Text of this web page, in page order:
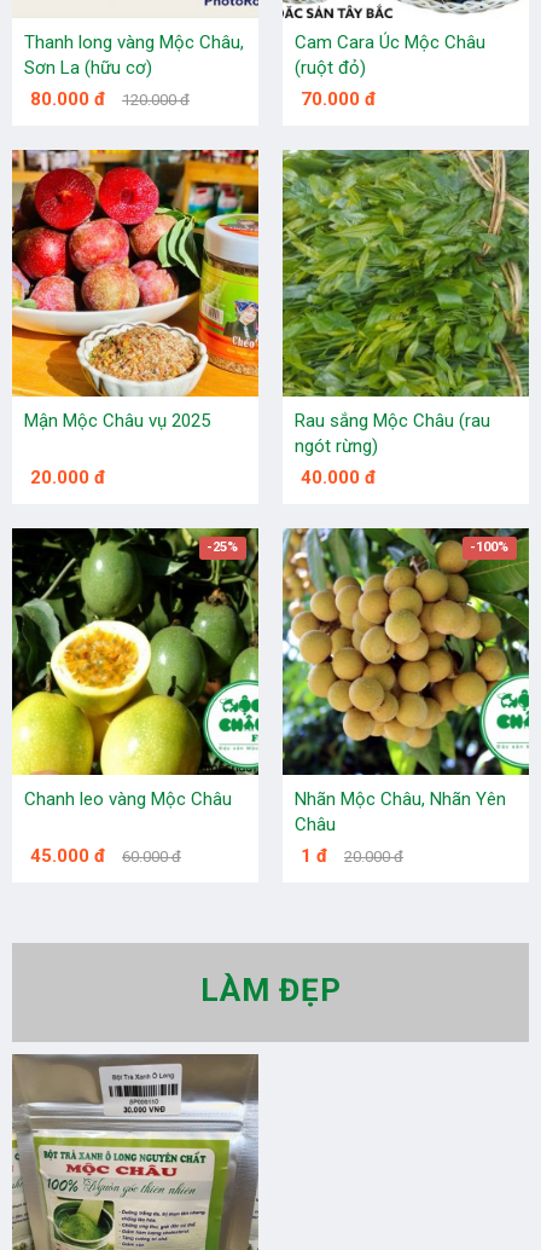
Thanh long vàng Mộc Châu,
Sơn La (hữu cơ)
80.000 đ
120.000 đ
Cam Cara Úc Mộc Châu
(ruột đỏ)
70.000 đ
Mận Mộc Châu vụ 2025
20.000 đ
Rau sắng Mộc Châu (rau
ngót rừng)
40.000 đ
-25%
Chanh leo vàng Mộc Châu
45.000 đ 60.000 đ
-100%
Nhãn Mộc Châu, Nhãn Yên
Châu
1 đ
20.000 đ
LÀM ĐẸP